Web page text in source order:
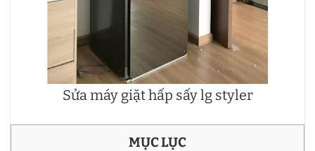
Sửa máy giặt hấp sấy lg styler
MỤC LỤC